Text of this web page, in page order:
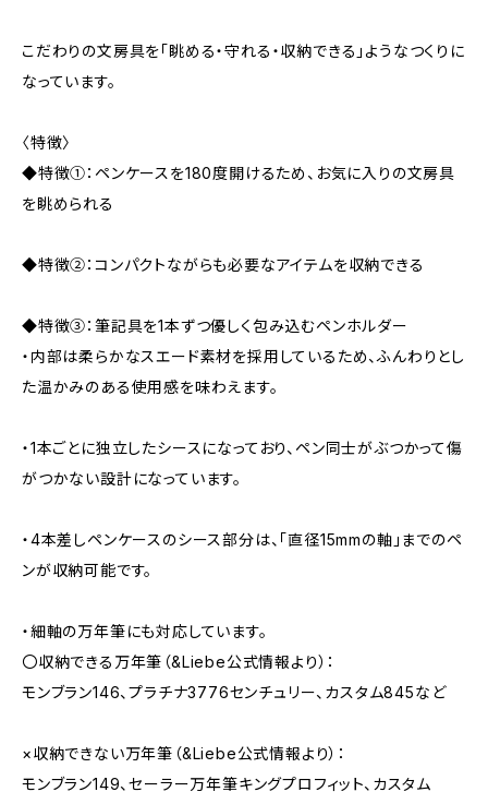
こだわりの文房具を「眺める・守れる・収納できる」ようなつくりに
なっています。
〈特徴〉
◆特徴➀：ペンケースを180度開けるため、お気に入りの文房具
を眺められる
◆特徴②：コンパクトながらも必要なアイテムを収納できる
◆特徴③：筆記具を1本ずつ優しく包み込むペンホルダー
・内部は柔らかなスエード素材を採用しているため、ふんわりとし
た温かみのある使用感を味わえます。
・1本ごとに独立したシースになっており、ペン同士がぶつかって傷
がつかない設計になっています。
・4本差しペンケースのシース部分は、「直径15mmの軸」までのペ
ンが収納可能です。
・細軸の万年筆にも対応しています。
〇収納できる万年筆（&Liebe公式情報より）：
モンブラン146、プラチナ3776センチュリー、カスタム845など
×収納できない万年筆（&Liebe公式情報より）：
モンブラン149、セーラー万年筆キングプロフィット、カスタム